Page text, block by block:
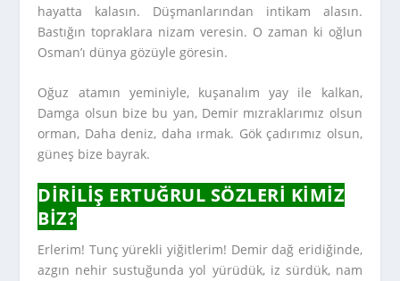
hayatta kalasın. Düşmanlarından intikam alasın.
Bastığın topraklara nizam veresin. O zaman ki oğlun
Osman’ı dünya gözüyle göresin.
Oğuz atamın yeminiyle, kuşanalım yay ile kalkan,
Damga olsun bize bu yan, Demir mızraklarımız olsun
orman, Daha deniz, daha ırmak. Gök çadırımız olsun,
güneş bize bayrak.
DIRILIŞ ERTUĞRUL SÖZLERI KIMIZ
BIZ?
Erlerim! Tunç yürekli yiğitlerim! Demir dağ eridiğinde,
azgın nehir sustuğunda yol yürüdük, iz sürdük, nam